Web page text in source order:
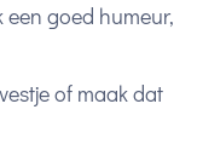
goed humeur,
of maak dat